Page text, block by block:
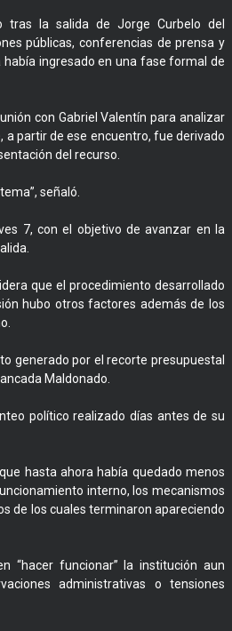
la salida de Jorge Curbelo del
públicas, conferencias de prensa y
ingresado en una fase formal de
con Gabriel Valentín para analizar
a partir de ese encuentro, fue derivado
del recurso.
señaló.
7, con el objetivo de avanzar en la
que el procedimiento desarrollado
hubo otros factores además de los
generado por el recorte presupuestal
Maldonado.
político realizado días antes de su
hasta ahora había quedado menos
interno, los mecanismos
de los cuales terminaron apareciendo
“hacer funcionar” la institución aun
administrativas o tensiones